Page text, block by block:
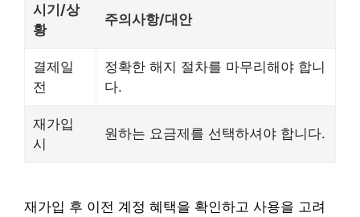
시기/상
황
주의사항/대안
결제일
전
정확한 해지 절차를 마무리해야 합니
다.
재가입
시
원하는 요금제를 선택하셔야 합니다.
재가입 후 이전 계정 혜택을 확인하고 사용을 고려